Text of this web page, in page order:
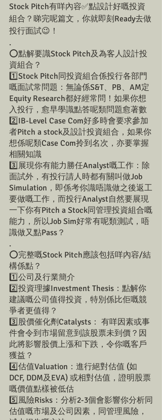
Stock Pitch有咩內容✅點設計好嘅投資
組合？睇完呢篇文，你就即刻Ready去做
投行面試😉！
.
⭕點解要識Stock Pitch及為客人設計投
資組合？
1️⃣Stock Pitch同投資組合係投行各部門
嘅面試常問題：無論係S&T、PB、AM定
Equity Research都好經常問！如果你想
入投行，愈早學識點答呢類問題愈著數
2️⃣IB-Level Case Com好多時會要求參加
者Pitch a stock及設計投資組合，如果你
想係呢類Case Com拎到名次，亦要掌握
相關知識
3️⃣展現你有能力勝任Analyst嘅工作：除
面試外，有投行請人時都有關叫做Job
Simulation，即係考你識唔識做之後返工
要做嘅工作，而投行Analyst自然要展現
一下你有Pitch a Stock同管理投資組合嘅
能力，所以Job Sim好常有呢類測試，唔
識做又點Pass？
.
⭕完整嘅Stock Pitch應該包括咩內容/結
構係點？
1️⃣公司及行業簡介
2️⃣投資理據Investment Thesis：點解你
建議嘅公司值得投資，特別係比佢嘅競
爭者更值得？
3️⃣股價催化劑Catalysts： 有咩因素或事
件會令到市場留意到該股票未到價？因
此將影響股價上漲和下跌，令你嘅客戶
獲益？
4️⃣估值Valuation：進行絕對估值 (如
DCF, DDM及EVA) 或相對估值，證明股票
嘅價值點樣被低估
5️⃣風險Risks：分析2-3個會影響你分析同
估值嘅市場及公司因素，同管理風險，